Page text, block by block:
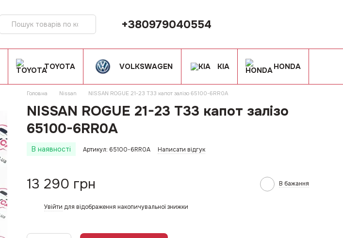
+380979040554
TOYOTA VOLKSWAGEN KIA HONDA
Головна Nissan NISSAN ROGUE 21-23 T33 капот залізо 65100-6RR0A
NISSAN ROGUE 21-23 T33 капот залізо
65100-6RR0A
В наявності Артикул: 65100-6RR0A Написати відгук
13 290 грн В бажання
Увійти для відображення накопичувальної знижки